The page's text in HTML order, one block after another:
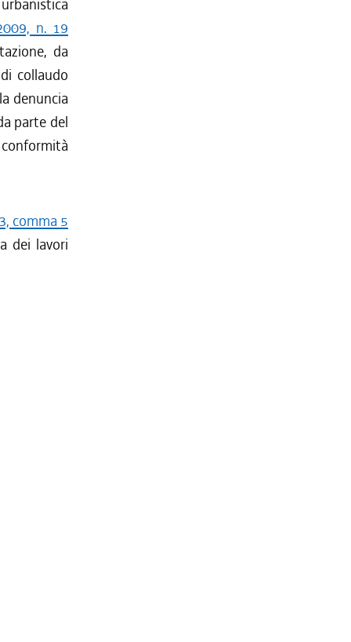
n. 19
da
collaudo
denuncia
parte del
comma 5
dei lavori